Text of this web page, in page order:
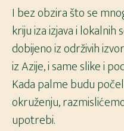
I bez obzira što se
kriju iza izjava i
dobijeno iz održivih
iz Azije, i same slike i
Kada palme budu
okruženju,
upotrebi.